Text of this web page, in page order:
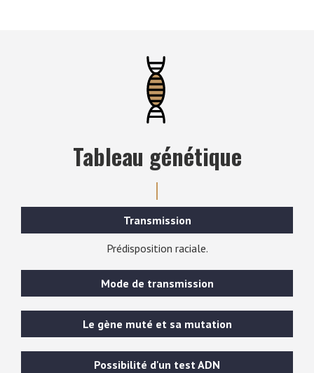
Tableau génétique
Transmission
Prédisposition raciale.
Mode de transmission
Le gène muté et sa mutation
Possibilité d'un test ADN